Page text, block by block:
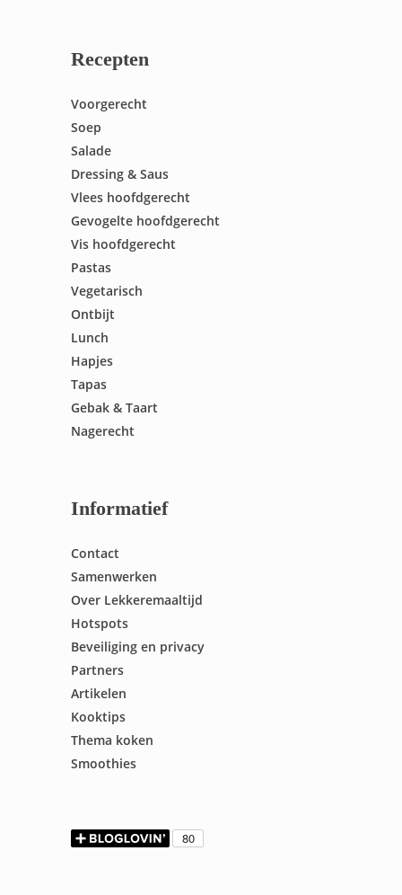
Recepten
Voorgerecht
Soep
Salade
Dressing & Saus
Vlees hoofdgerecht
Gevogelte hoofdgerecht
Vis hoofdgerecht
Pastas
Vegetarisch
Ontbijt
Lunch
Hapjes
Tapas
Gebak & Taart
Nagerecht
Informatief
Contact
Samenwerken
Over Lekkeremaaltijd
Hotspots
Beveiliging en privacy
Partners
Artikelen
Kooktips
Thema koken
Smoothies